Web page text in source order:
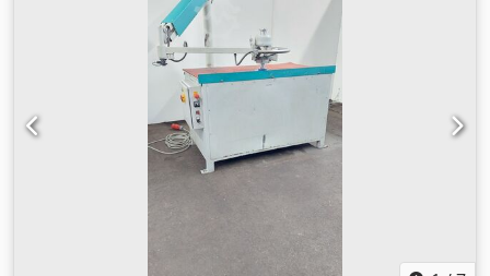
rpm - Right and left rotation - Tiltable, fixed work support
table ATF: 340 x 150 mm - Support table tiltable from -5° to
+15° - Lighting Dksdpfefhy Shox Acmsr - Drive: 400 V / 0.65
/ 0.9 kW - Working height: 1000 mm - Space requirement
approx.: W 850 x H 1150 x D 550 mm - Weight approx.: 120
kg